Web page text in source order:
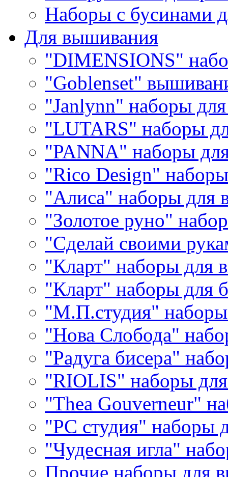
Наборы с бусинами
Для вышивания
"DIMENSIONS"
"Goblenset"
"Janlynn" наборы
"LUTARS" наборы
"PANNA" наборы
"Rico Design"
"Алиса" наборы для
"Золотое руно"
"Сделай своими
"Кларт" наборы для
"Кларт" наборы для
"М.П.студия"
"Нова Слобода"
"Радуга бисера"
"RIOLIS" наборы
"Thea Gouverneur"
"РС студия" наборы
"Чудесная игла"
Прочие наборы для